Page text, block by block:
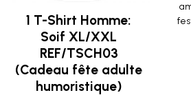
1 T-Shirt Homme:
Soif XL/XXL
REF/TSCH03
(Cadeau fête adulte
humoristique)